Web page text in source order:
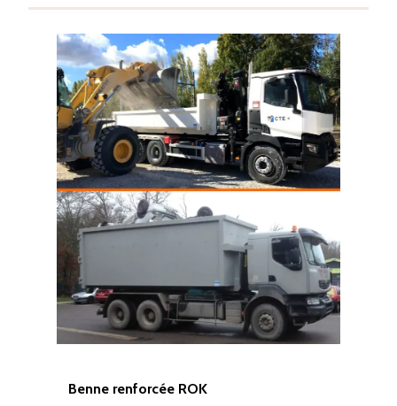
Benne renforcée ROK